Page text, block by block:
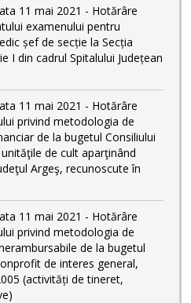
11 mai 2021 - Hotărâre
examenului pentru
șef de secție la Secția
I din cadrul Spitalului Județean
11 mai 2021 - Hotărâre
privind metodologia de
de la bugetul Consiliului
de cult aparţinând
Argeş, recunoscute în
11 mai 2021 - Hotărâre
privind metodologia de
de la bugetul
de interes general,
(activități de tineret,